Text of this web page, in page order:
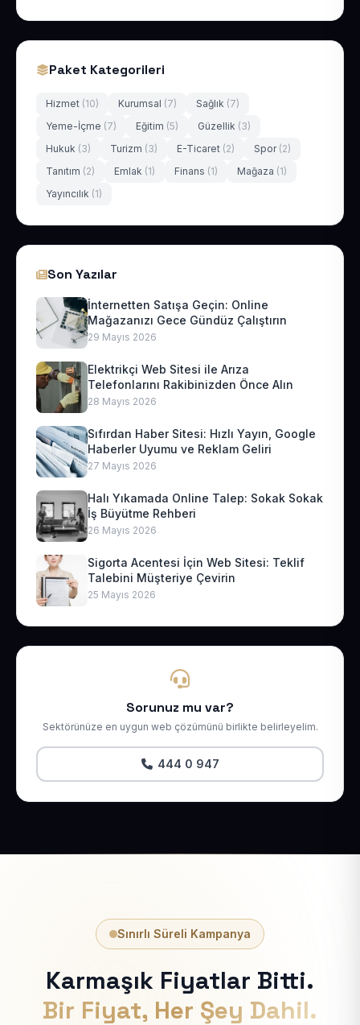
Paket Kategorileri
Hizmet (10) Kurumsal (7) Sağlık (7)
Yeme-İçme (7) Eğitim (5) Güzellik (3)
Hukuk (3) Turizm (3) E-Ticaret (2) Spor (2)
Tanıtım (2) Emlak (1) Finans (1) Mağaza (1)
Yayıncılık (1)
Son Yazılar
İnternetten Satışa Geçin: Online
Mağazanızı Gece Gündüz Çalıştırın
29 Mayıs 2026
Elektrikçi Web Sitesi ile Arıza
Telefonlarını Rakibinizden Önce Alın
28 Mayıs 2026
Sıfırdan Haber Sitesi: Hızlı Yayın, Google
Haberler Uyumu ve Reklam Geliri
27 Mayıs 2026
Halı Yıkamada Online Talep: Sokak Sokak
İş Büyütme Rehberi
26 Mayıs 2026
Sigorta Acentesi İçin Web Sitesi: Teklif
Talebini Müşteriye Çevirin
25 Mayıs 2026
Sorunuz mu var?
Sektörünüze en uygun web çözümünü birlikte belirleyelim.
444 0 947
Sınırlı Süreli Kampanya
Karmaşık Fiyatlar Bitti.
Bir Fiyat, Her Şey Dahil.